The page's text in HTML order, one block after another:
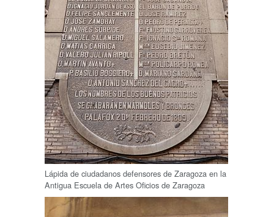
Lápida de ciudadanos defensores de Zaragoza en la
Antigua Escuela de Artes Oficios de Zaragoza